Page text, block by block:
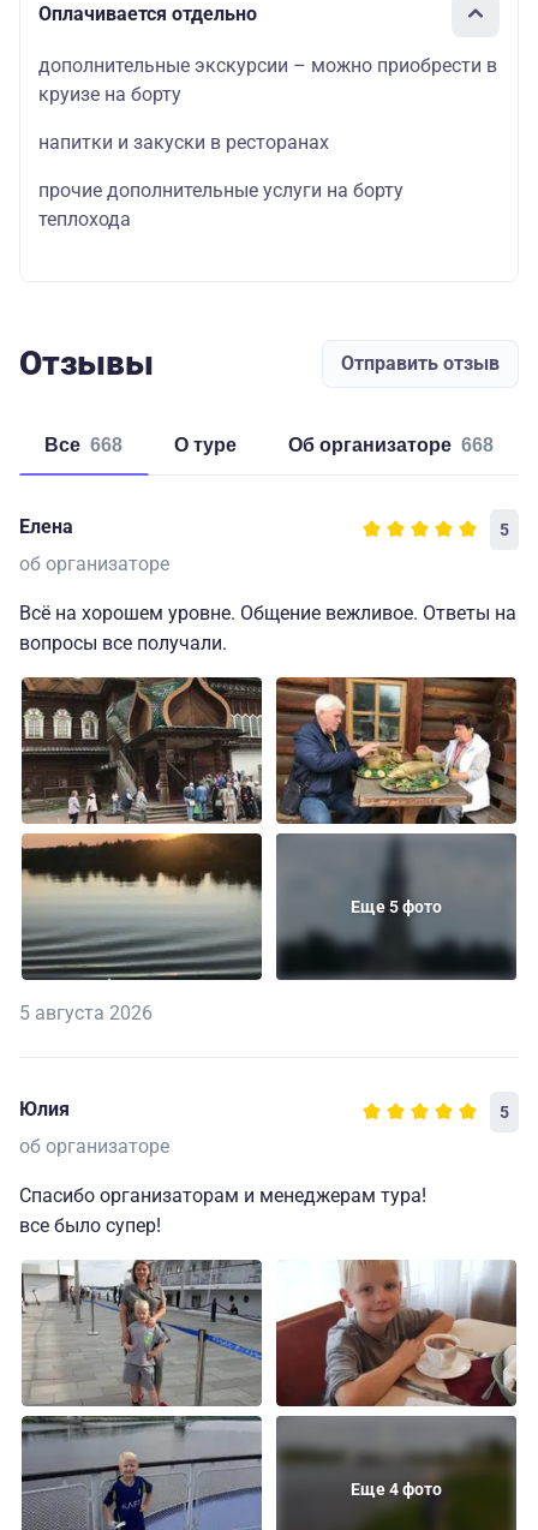
Оплачивается отдельно
дополнительные экскурсии – можно приобрести в
круизе на борту
напитки и закуски в ресторанах
прочие дополнительные услуги на борту
теплохода
Отзывы Отправить отзыв
Все 668 о туре об организаторе 668
Елена 5
об организаторе
Всё на хорошем уровне. Общение вежливое. Ответы на
вопросы все получали.
Еще 5 фото
5 августа 2026
Юлия 5
об организаторе
Спасибо организаторам и менеджерам тура!
все было супер!
Еще 4 фото